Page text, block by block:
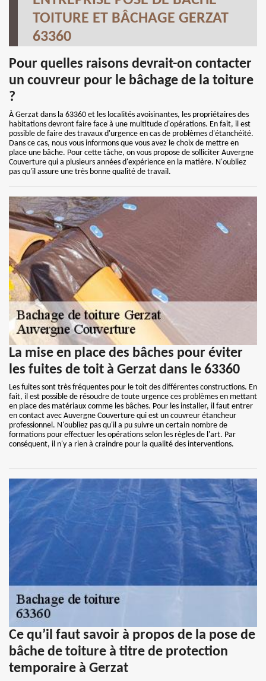
TOITURE ET BÂCHAGE GERZAT
63360
Pour quelles raisons devrait-on contacter
un couvreur pour le bâchage de la toiture
?
À Gerzat dans la 63360 et les localités avoisinantes, les propriétaires des
habitations devront faire face à une multitude d'opérations. En fait, il est
possible de faire des travaux d'urgence en cas de problèmes d'étanchéité.
Dans ce cas, nous vous informons que vous avez le choix de mettre en
place une bâche. Pour cette tâche, on vous propose de solliciter Auvergne
Couverture qui a plusieurs années d'expérience en la matière. N'oubliez
pas qu'il assure une très bonne qualité de travail.
La mise en place des bâches pour éviter
les fuites de toit à Gerzat dans le 63360
Les fuites sont très fréquentes pour le toit des différentes constructions. En
fait, il est possible de résoudre de toute urgence ces problèmes en mettant
en place des matériaux comme les bâches. Pour les installer, il faut entrer
en contact avec Auvergne Couverture qui est un couvreur étancheur
professionnel. N'oubliez pas qu'il a pu suivre un certain nombre de
formations pour effectuer les opérations selon les règles de l'art. Par
conséquent, il n'y a rien à craindre pour la qualité des interventions.
Ce qu’il faut savoir à propos de la pose de
bâche de toiture à titre de protection
temporaire à Gerzat